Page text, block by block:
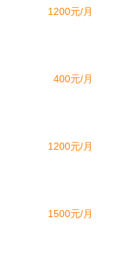
1200元/月
400元/月
1200元/月
1500元/月